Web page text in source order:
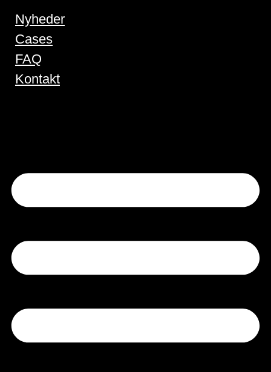
Nyheder
Cases
FAQ
Kontakt